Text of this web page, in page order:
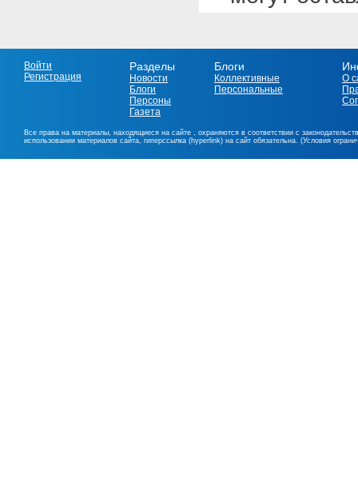
Войти
Регистрация
Разделы
Новости
Блоги
Персоны
Газета
Блоги
Коллективные
Персональные
О
Все права на материалы, находящиеся на сайте , охраняются в соответствии с
использовании материалов сайта, гиперссылка (hyperlink) на сайт обязательна. (Условия